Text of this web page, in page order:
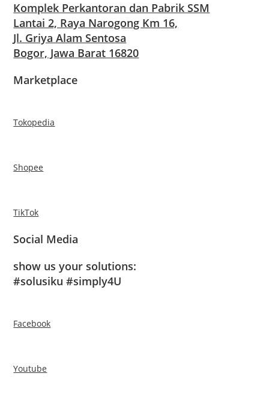
Komplek Perkantoran dan Pabrik SSM
Lantai 2, Raya Narogong Km 16,
Jl. Griya Alam Sentosa
Bogor, Jawa Barat 16820
Marketplace
Tokopedia
Shopee
TikTok
Social Media
show us your solutions:
#solusiku #simply4U
Facebook
Youtube